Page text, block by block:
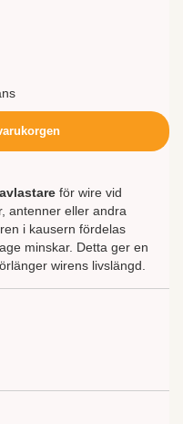
för wire vid
antenner eller andra
i kausern fördelas
minskar. Detta ger en
wirens livslängd.